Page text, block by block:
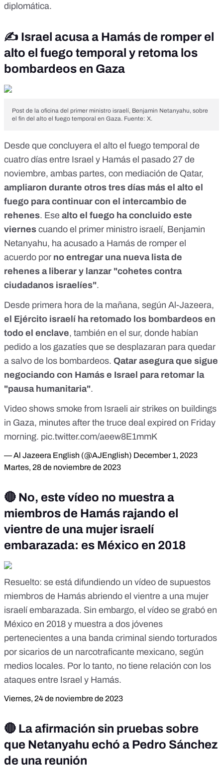
diplomática.
✍️ Israel acusa a Hamás de romper el
alto el fuego temporal y retoma los
bombardeos en Gaza
Post de la oficina del primer ministro israelí, Benjamin Netanyahu, sobre
el fin del alto el fuego temporal en Gaza. Fuente: X.
Desde que concluyera el alto el fuego temporal de
cuatro días entre Israel y Hamás el pasado 27 de
noviembre, ambas partes, con mediación de Qatar,
ampliaron durante otros tres días más el alto el
fuego para continuar con el intercambio de
rehenes. Ese alto el fuego ha concluido este
viernes cuando el primer ministro israelí, Benjamin
Netanyahu, ha acusado a Hamás de romper el
acuerdo por no entregar una nueva lista de
rehenes a liberar y lanzar "cohetes contra
ciudadanos israelíes".
Desde primera hora de la mañana, según Al-Jazeera,
el Ejército israelí ha retomado los bombardeos en
todo el enclave, también en el sur, donde habían
pedido a los gazatíes que se desplazaran para quedar
a salvo de los bombardeos. Qatar asegura que sigue
negociando con Hamás e Israel para retomar la
"pausa humanitaria".
Video shows smoke from Israeli air strikes on buildings
in Gaza, minutes after the truce deal expired on Friday
morning. pic.twitter.com/aeew8E1mmK
— Al Jazeera English (@AJEnglish) December 1, 2023
Martes, 28 de noviembre de 2023
🔴 No, este vídeo no muestra a
miembros de Hamás rajando el
vientre de una mujer israelí
embarazada: es México en 2018
Resuelto: se está difundiendo un vídeo de supuestos
miembros de Hamás abriendo el vientre a una mujer
israelí embarazada. Sin embargo, el vídeo se grabó en
México en 2018 y muestra a dos jóvenes
pertenecientes a una banda criminal siendo torturados
por sicarios de un narcotraficante mexicano, según
medios locales. Por lo tanto, no tiene relación con los
ataques entre Israel y Hamás.
Viernes, 24 de noviembre de 2023
🔴 La afirmación sin pruebas sobre
que Netanyahu echó a Pedro Sánchez
de una reunión